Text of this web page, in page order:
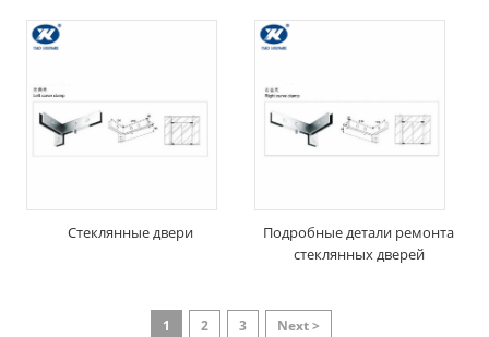
Стеклянные двери
Подробные детали ремонта
стеклянных дверей
1 2 3 Next >